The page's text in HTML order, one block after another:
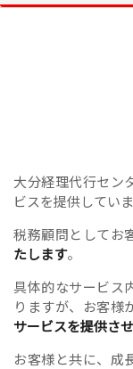
大分経理代行セン
ビスを提供していま
税務顧問としてお
たします。
具体的なサービス
りますが、お客様
サービスを提供さ
お客様と共に、成